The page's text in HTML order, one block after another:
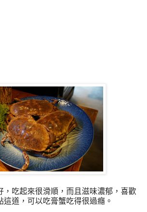
，吃起來很滑順，而且滋味濃郁，喜歡
這道，可以吃膏蟹吃得很過癮。